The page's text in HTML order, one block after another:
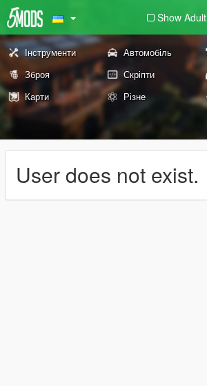
Show Adult
Інструменти Автомобіль
Зброя
Скріпти
Карти
Різне
User does not exist.